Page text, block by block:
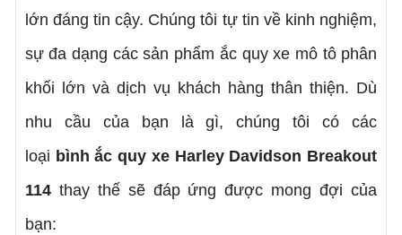
lớn đáng tin cậy. Chúng tôi tự tin về kinh nghiệm,
sự đa dạng các sản phẩm ắc quy xe mô tô phân
khối lớn và dịch vụ khách hàng thân thiện. Dù
nhu cầu của bạn là gì, chúng tôi có các
loại bình ắc quy xe Harley Davidson Breakout
114 thay thế sẽ đáp ứng được mong đợi của
bạn: